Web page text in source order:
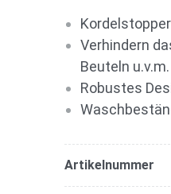
Verhindern
Beuteln u.v.m.
Robustes
Artikelnummer